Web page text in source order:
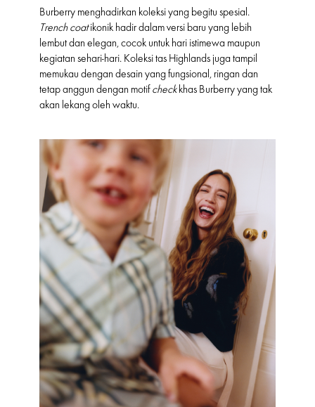
Burberry menghadirkan koleksi yang begitu spesial.
Trench coatikonik hadir dalam versi baru yang lebih
lembut dan elegan, cocok untuk hari istimewa maupun
kegiatan sehari-hari. Koleksi tas Highlands juga tampil
memukau dengan desain yang fungsional, ringan dan
tetap anggun dengan motifcheckkhas Burberry yang tak
akan lekang oleh waktu.